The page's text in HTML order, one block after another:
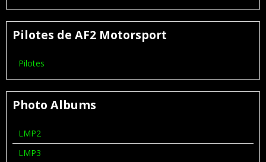
Pilotes de AF2 Motorsport
Pilotes
Photo Albums
LMP2
LMP3